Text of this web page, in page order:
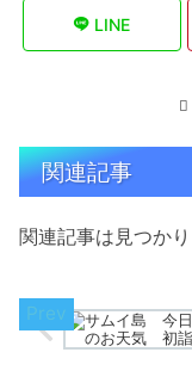
LINE
関連記事
関連記事は見つかり